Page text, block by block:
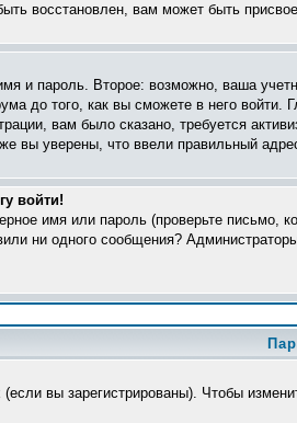
восстановлен, вам может быть
и пароль. Второе: возможно, ваша
до того, как вы сможете в него
вам было сказано, требуется
вы уверены, что ввели правильный
войти!
имя или пароль (проверьте письмо,
ни одного сообщения?
вы зарегистрированы). Чтобы